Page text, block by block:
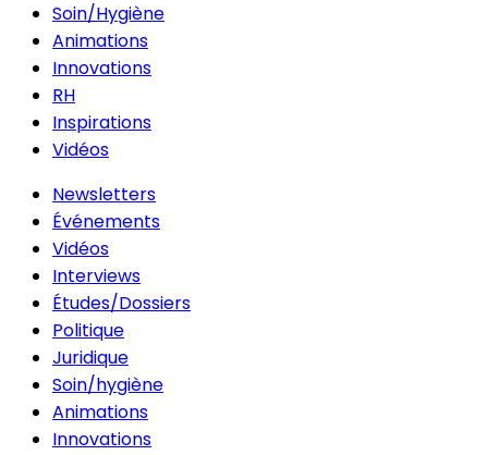
Soin/Hygiène
Animations
Innovations
RH
Inspirations
Vidéos
Newsletters
Événements
Vidéos
Interviews
Études/Dossiers
Politique
Juridique
Soin/hygiène
Animations
Innovations